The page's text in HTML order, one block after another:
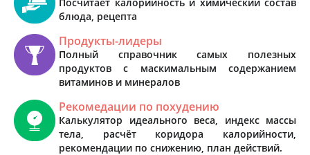
блюда, рецепта
Продукты-лидеры
Полный справочник самых полезных
продуктов с маскимальным содержанием
витаминов и минералов
Рекомедации по похудению
Калькулятор идеального веса, индекс массы
тела, расчёт коридора калорийности,
рекомендации по снижению, план действий.